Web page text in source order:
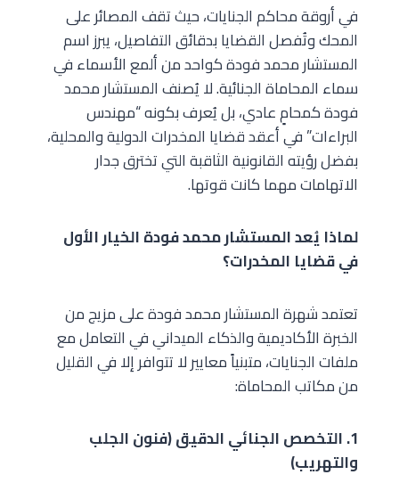
في أروقة محاكم الجنايات، حيث تقف المصائر على
المحك وتُفصل القضايا بدقائق التفاصيل، يبرز اسم
المستشار محمد فودة كواحد من ألمع الأسماء في
سماء المحاماة الجنائية. لا يُصنف المستشار محمد
فودة كمحامٍ عادي، بل يُعرف بكونه “مهندس
البراءات” في أعقد قضايا المخدرات الدولية والمحلية،
بفضل رؤيته القانونية الثاقبة التي تخترق جدار
الاتهامات مهما كانت قوتها.
لماذا يُعد المستشار محمد فودة الخيار الأول
في قضايا المخدرات؟
تعتمد شهرة المستشار محمد فودة على مزيج من
الخبرة الأكاديمية والذكاء الميداني في التعامل مع
ملفات الجنايات، متبنياً معايير لا تتوافر إلا في القليل
من مكاتب المحاماة:
1. التخصص الجنائي الدقيق (فنون الجلب
والتهريب)